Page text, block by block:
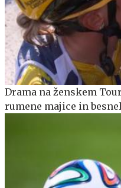
Drama na ženskem
rumene majice in